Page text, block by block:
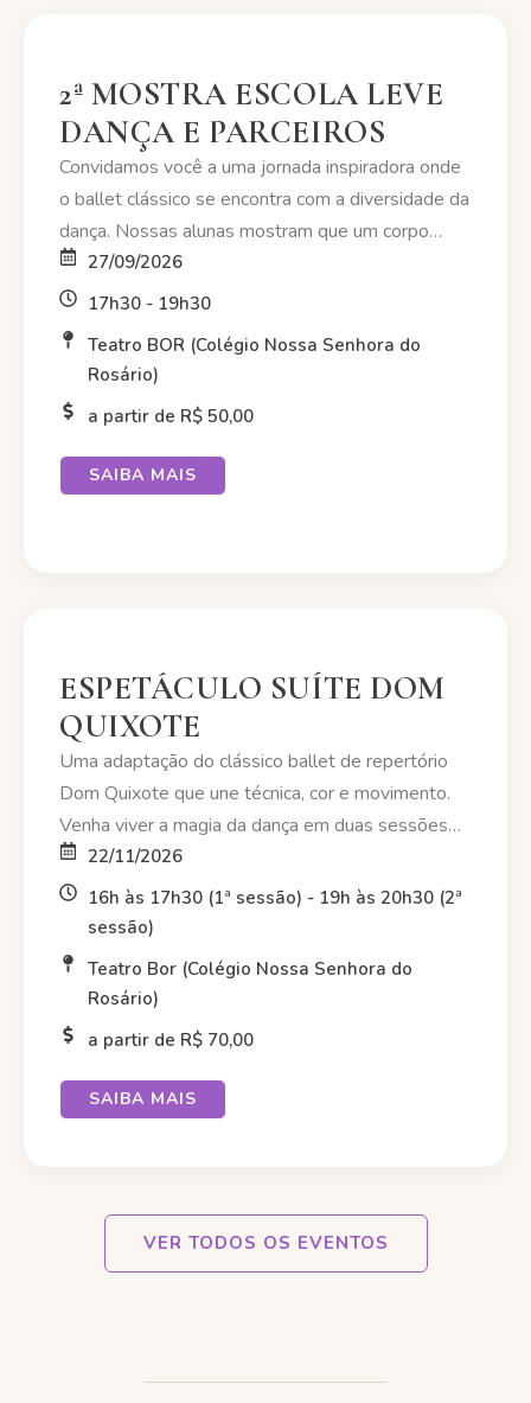
com no mínimo 3 anos de estudo de Ballet
Clássico.
⚠️ VAGAS LIMITADAS…
2ª MOSTRA ESCOLA LEVE
DANÇA E PARCEIROS
Convidamos você a uma jornada inspiradora onde
o ballet clássico se encontra com a diversidade da
dança. Nossas alunas mostram que um corpo
flexível pode se expressar de múltiplas formas,
celebrando a técnica, a sensibilidade e a paixão
pelo movimento em cada passo….
27/09/2026
17h30 - 19h30
Teatro BOR (Colégio Nossa Senhora do
Rosário)
a partir de R$ 50,00
SAIBA MAIS
ESPETÁCULO SUÍTE DOM
QUIXOTE
Uma adaptação do clássico ballet de repertório
Dom Quixote que une técnica, cor e movimento.
Venha viver a magia da dança em duas sessões
especiais….
22/11/2026
16h às 17h30 (1ª sessão) - 19h às 20h30 (2ª
sessão)
Teatro Bor (Colégio Nossa Senhora do
Rosário)
a partir de R$ 70,00
SAIBA MAIS
VER TODOS OS EVENTOS